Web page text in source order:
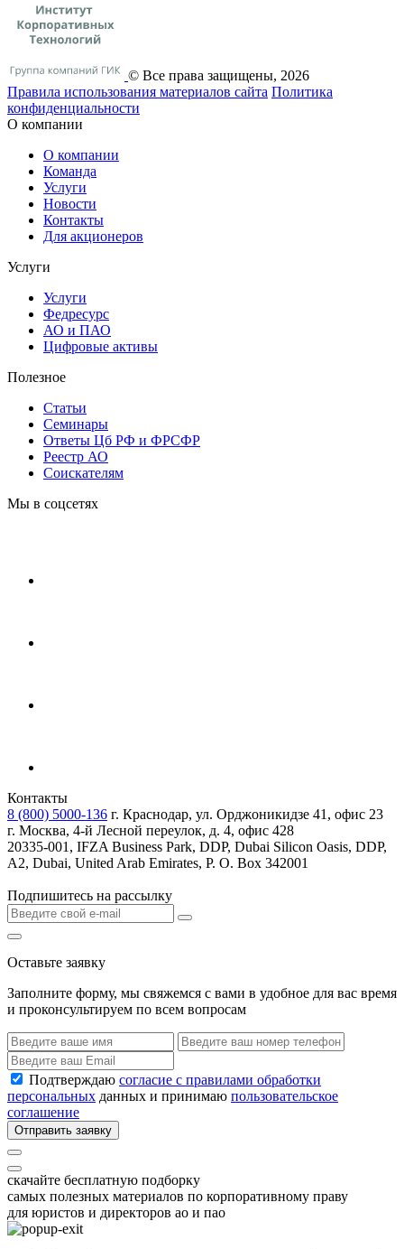
© Все права защищены, 2026
Правила использования материалов сайта Политика
конфиденциальности
О компании
О компании
Команда
Услуги
Новости
Контакты
Для акционеров
Услуги
Услуги
Федресурс
АО и ПАО
Цифровые активы
Полезное
Статьи
Cеминары
Ответы Цб РФ и ФРСФР
Реестр АО
Соискателям
Мы в соцсетях
Контакты
8 (800) 5000-136 г. Краснодар, ул. Орджоникидзе 41, офис 23
г. Москва, 4-й Лесной переулок, д. 4, офис 428
20335-001, IFZA Business Park, DDP, Dubai Silicon Oasis, DDP,
A2, Dubai, United Arab Emirates, P. O. Box 342001
Подпишитесь на рассылку
Оставьте заявку
Заполните форму, мы свяжемся с вами в удобное для вас время
и проконсультируем по всем вопросам
Подтверждаю согласие с правилами обработки
персональных данных и принимаю пользовательское
соглашение
Отправить заявку
скачайте бесплатную подборку
самых полезных материалов по корпоративному праву
для юристов и директоров ао и пао